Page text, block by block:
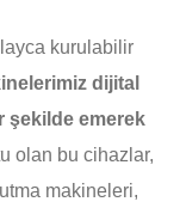
kurulabilir
dijital
şekilde emerek
olan bu cihazlar,
makineleri,